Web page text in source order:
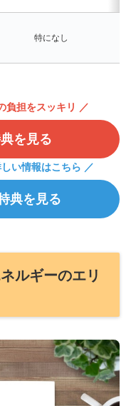
特になし
負担をスッキリ ／
を見る
い情報はこちら ／
典を見る
ルギーのエリ